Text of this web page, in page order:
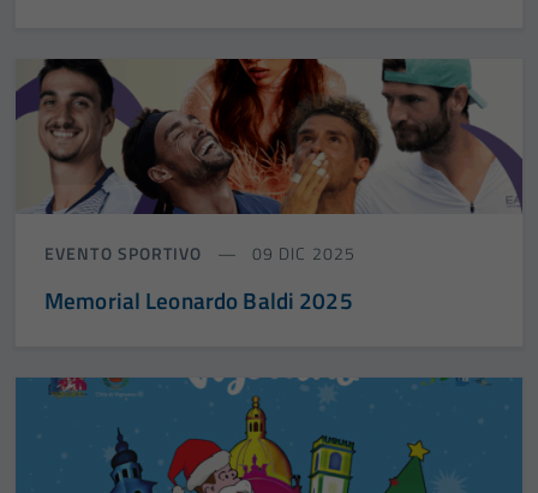
EVENTO SPORTIVO 09 DIC 2025
Memorial Leonardo Baldi 2025